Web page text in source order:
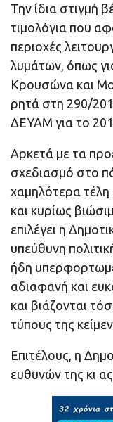
Την ίδια στιγμή
τιμολόγια που
περιοχές
λυμάτων, όπως
Κρουσώνα και
ρητά στη 290/
ΔΕΥΑΜ για το
Αρκετά με τα
σχεδιασμό στο
χαμηλότερα τέλη
και κυρίως
επιλέγει η
υπεύθυνη
ήδη
αδιαφανή και
και βιάζονται
τύπους της
Επιτέλους, η
ευθυνών της κι